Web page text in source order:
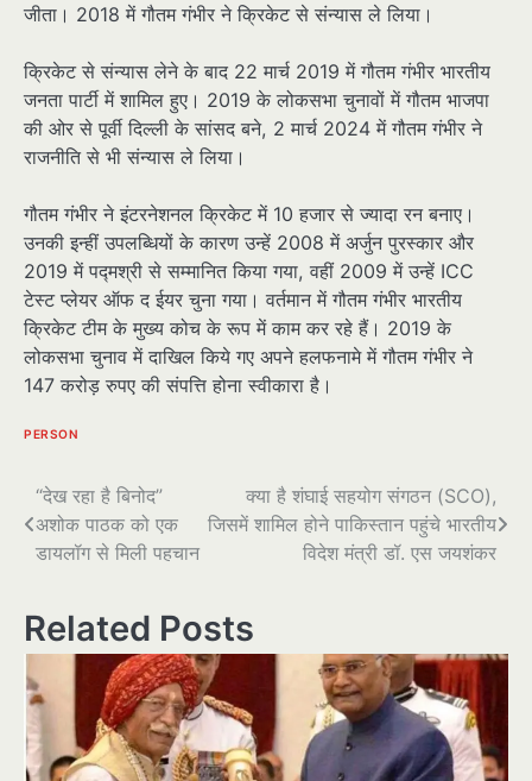
जीता। 2018 में गौतम गंभीर ने क्रिकेट से संन्यास ले लिया।
क्रिकेट से संन्यास लेने के बाद 22 मार्च 2019 में गौतम गंभीर भारतीय
जनता पार्टी में शामिल हुए। 2019 के लोकसभा चुनावों में गौतम भाजपा
की ओर से पूर्वी दिल्ली के सांसद बने, 2 मार्च 2024 में गौतम गंभीर ने
राजनीति से भी संन्यास ले लिया।
गौतम गंभीर ने इंटरनेशनल क्रिकेट में 10 हजार से ज्यादा रन बनाए।
उनकी इन्हीं उपलब्धियों के कारण उन्हें 2008 में अर्जुन पुरस्कार और
2019 में पद्मश्री से सम्मानित किया गया, वहीं 2009 में उन्हें ICC
टेस्ट प्लेयर ऑफ द ईयर चुना गया। वर्तमान में गौतम गंभीर भारतीय
क्रिकेट टीम के मुख्य कोच के रूप में काम कर रहे हैं। 2019 के
लोकसभा चुनाव में दाखिल किये गए अपने हलफनामे में गौतम गंभीर ने
147 करोड़ रुपए की संपत्ति होना स्वीकारा है।
PERSON
पोस्ट
नेविगेशन
“देख रहा है बिनोद”
अशोक पाठक को एक
डायलॉग से मिली पहचान
क्या है शंघाई सहयोग संगठन (SCO),
जिसमें शामिल होने पाकिस्तान पहुंचे भारतीय
विदेश मंत्री डॉ. एस जयशंकर
Related Posts